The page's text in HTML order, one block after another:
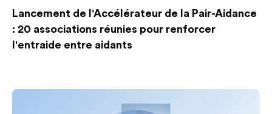
Lancement de l'Accélérateur de la Pair-Aidance
: 20 associations réunies pour renforcer
l'entraide entre aidants